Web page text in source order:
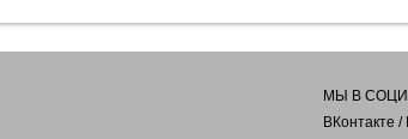
МЫ В
ВКонтакте /